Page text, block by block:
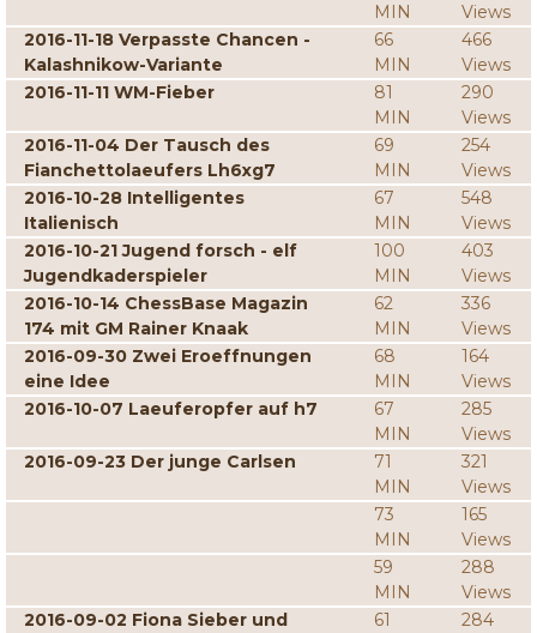
MIN
Views
2016-11-18 Verpasste Chancen -
Kalashnikow-Variante
66
MIN
466
Views
2016-11-11 WM-Fieber
81
MIN
290
Views
2016-11-04 Der Tausch des
Fianchettolaeufers Lh6xg7
69
MIN
254
Views
2016-10-28 Intelligentes
Italienisch
67
MIN
548
Views
2016-10-21 Jugend forsch - elf
Jugendkaderspieler
100
MIN
403
Views
2016-10-14 ChessBase Magazin
174 mit GM Rainer Knaak
62
MIN
336
Views
2016-09-30 Zwei Eroeffnungen
eine Idee
68
MIN
164
Views
2016-10-07 Laeuferopfer auf h7
67
MIN
285
Views
2016-09-23 Der junge Carlsen
71
MIN
321
Views
73
MIN
165
Views
59
MIN
288
Views
2016-09-02 Fiona Sieber und
61
284